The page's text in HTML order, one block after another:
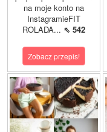
na moje konto na
InstagramieFIT
ROLADA... ⇖ 542
Zobacz przepis!